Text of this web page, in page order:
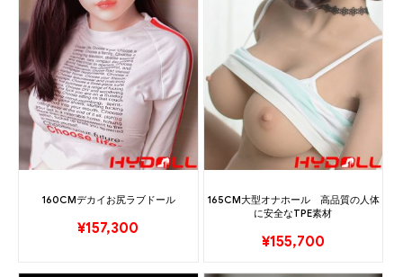
160CMデカイお尻ラブドール
¥157,300
165CM大型オナホール 高品質の人体
に安全なTPE素材
¥155,700